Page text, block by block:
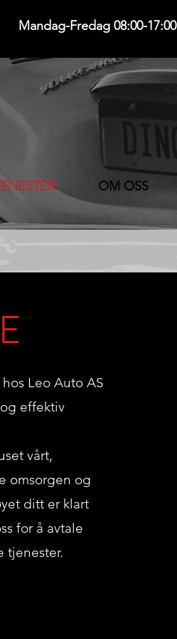
Mandag-Fredag 08:00-17:00
OM OSS
Leo Auto AS
effektiv
vårt,
omsorgen og
ditt er klart
for å avtale
tjenester.